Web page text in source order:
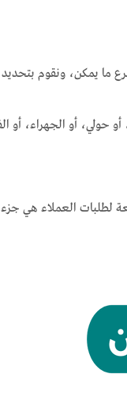
ما يمكن، ونقوم
أو الجهراء، أو
لطلبات العملاء